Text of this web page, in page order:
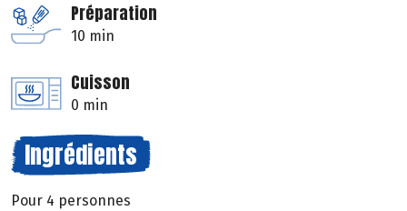
Préparation
10 min
Cuisson
0 min
Ingrédients
Pour 4 personnes